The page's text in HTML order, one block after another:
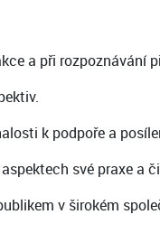
a při rozpoznávání
k podpoře a
své praxe a
v širokém